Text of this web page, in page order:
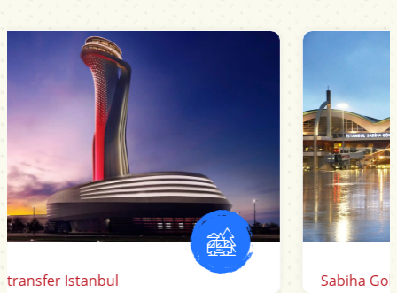
Sabiha Gokcen Flughafen transfer